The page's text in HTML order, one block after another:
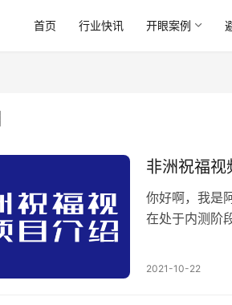
首页 行业快讯 开眼案例
非洲祝福视
你好啊，我是
在处于内测阶
2021-10-22